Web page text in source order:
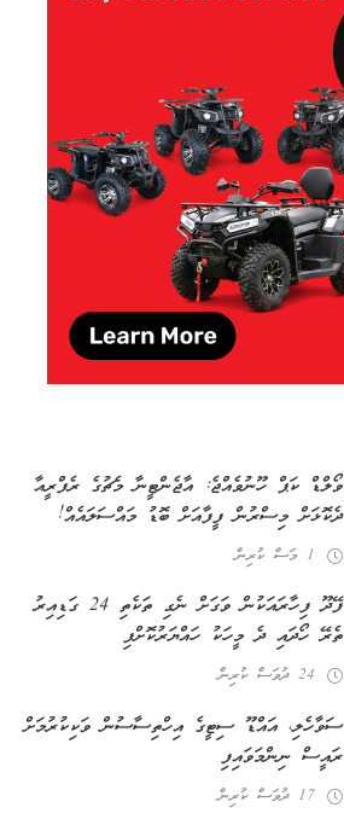
ވޯލްޑް ކަޕް ހޫނުވެއްޖެ: އާޖެންޓީނާ މެޗުގެ ރެފްރީއާ
ދެކޮޅަށް މިސްރުން ފީފާއަށް ބޮޑު މައްސަލައެއް!
1 މަސް ކުރިން
ފޭދޫ ފިހާރައަކުން ވަގަށް ނެގި ތަކެތި 24 ގަޑިއިރު
ތެރޭ ހޯދައި ދެ މީހަކު ހައްޔަރުކޮށްފި
24 ދުވަސް ކުރިން
ސަވާހެލި، އައްޑޫ ސިޓީގެ އިހްތިސާސުން ވަކިކުރުމަށް
ރައީސް ނިންމަވައިފި
17 ދުވަސް ކުރިން